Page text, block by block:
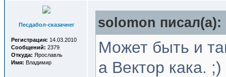
Песдабол-сказачнег
Регистрация: 14.03.2010
Сообщений: 2379
Откуда: Ярославль
Имя: Владимир
solomon писал(a):
Может быть и
а Вектор кака. ;)